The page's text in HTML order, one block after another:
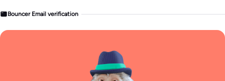
Bouncer Email verification